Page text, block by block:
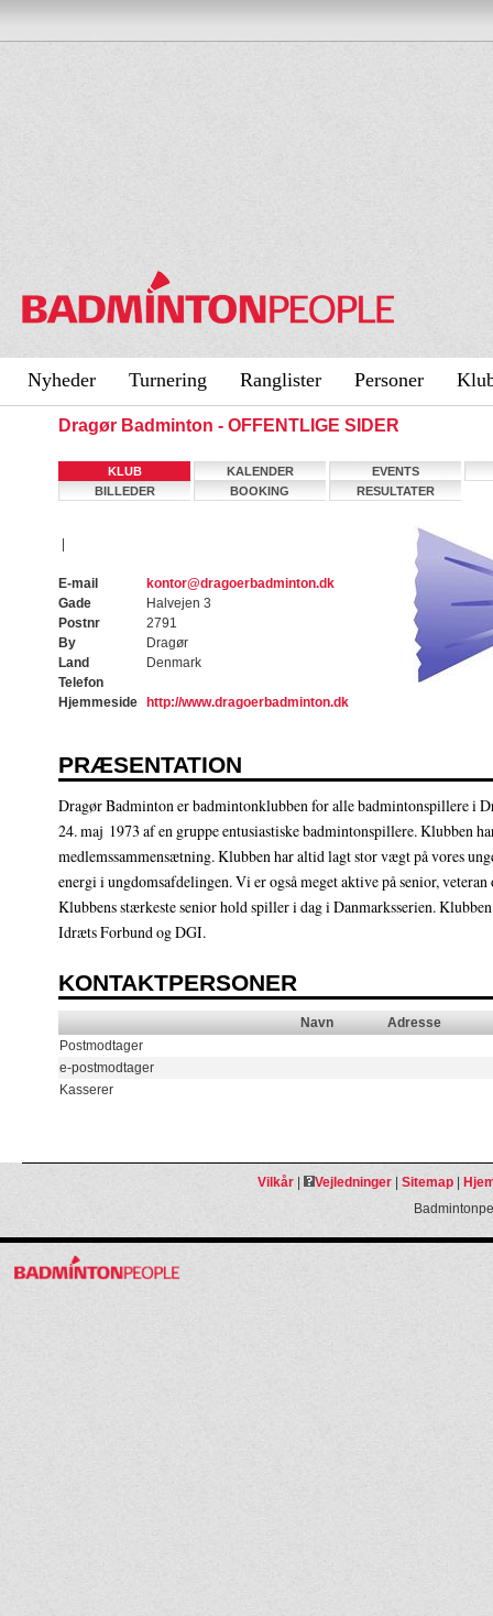
Nyheder Turnering Ranglister Personer
Dragør Badminton - OFFENTLIGE SIDER
KLUB KALENDER
EVENTS
BILLEDER
BOOKING RESULTATER
E-mail
kontor@dragoerbadminton.dk
Gade
Halvejen 3
Postnr
2791
By
Dragør
Land
Denmark
Telefon
Hjemmeside
http://www.dragoerbadminton.dk
PRÆSENTATION
Dragør Badminton er badmintonklubben for alle badmintonspillere i
24. maj 1973 af en gruppe entusiastiske badmintonspillere. Klubben
medlemssammensætning. Klubben har altid lagt stor vægt på vores
energi i ungdomsafdelingen. Vi er også meget aktive på senior,
Klubbens stærkeste senior hold spiller i dag i Danmarksserien.
Idræts Forbund og DGI.
KONTAKTPERSONER
Navn
Adresse
Postmodtager
e-postmodtager
Kasserer
Vilkår| Vejledninger| Sitemap|